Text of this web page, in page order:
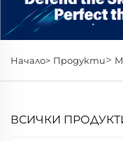
Начало> Продукти>
ВСИЧКИ